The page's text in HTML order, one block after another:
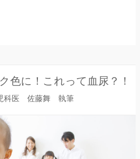
色に！これって血尿？！
科医 佐藤舞 執筆